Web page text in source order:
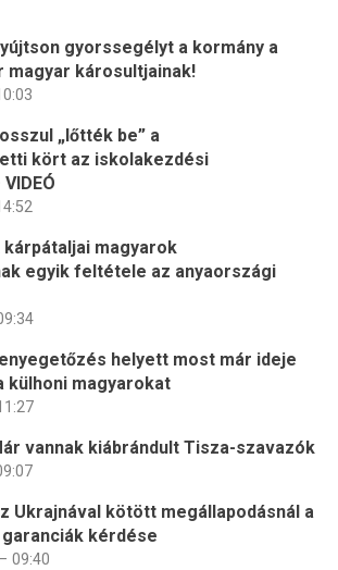
gyorssegélyt a kormány a
magyar károsultjainak!
„lőtték be” a
kört az iskolakezdési
kárpátaljai magyarok
egyik feltétele az anyaországi
helyett most már ideje
külhoni magyarokat
vannak kiábrándult Tisza-szavazók
Ukrajnával kötött megállapodásnál a
kérdése
09:40